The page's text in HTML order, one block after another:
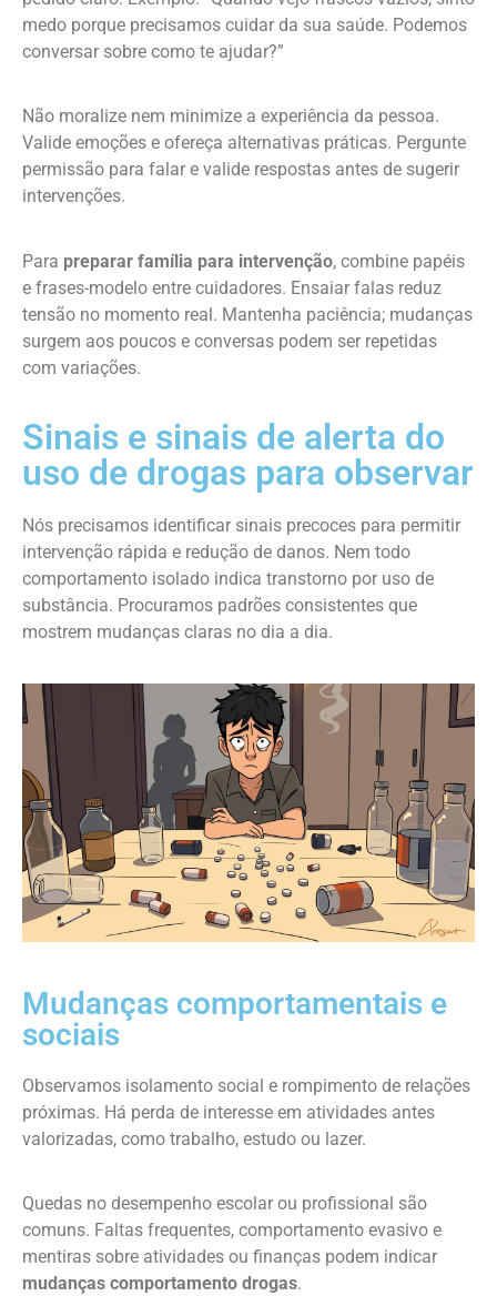
medo porque precisamos cuidar da sua saúde. Podemos
conversar sobre como te ajudar?”
Não moralize nem minimize a experiência da pessoa.
Valide emoções e ofereça alternativas práticas. Pergunte
permissão para falar e valide respostas antes de sugerir
intervenções.
Para preparar família para intervenção, combine papéis
e frases-modelo entre cuidadores. Ensaiar falas reduz
tensão no momento real. Mantenha paciência; mudanças
surgem aos poucos e conversas podem ser repetidas
com variações.
Sinais e sinais de alerta do
uso de drogas para observar
Nós precisamos identificar sinais precoces para permitir
intervenção rápida e redução de danos. Nem todo
comportamento isolado indica transtorno por uso de
substância. Procuramos padrões consistentes que
mostrem mudanças claras no dia a dia.
Mudanças comportamentais e
sociais
Observamos isolamento social e rompimento de relações
próximas. Há perda de interesse em atividades antes
valorizadas, como trabalho, estudo ou lazer.
Quedas no desempenho escolar ou profissional são
comuns. Faltas frequentes, comportamento evasivo e
mentiras sobre atividades ou finanças podem indicar
mudanças comportamento drogas.